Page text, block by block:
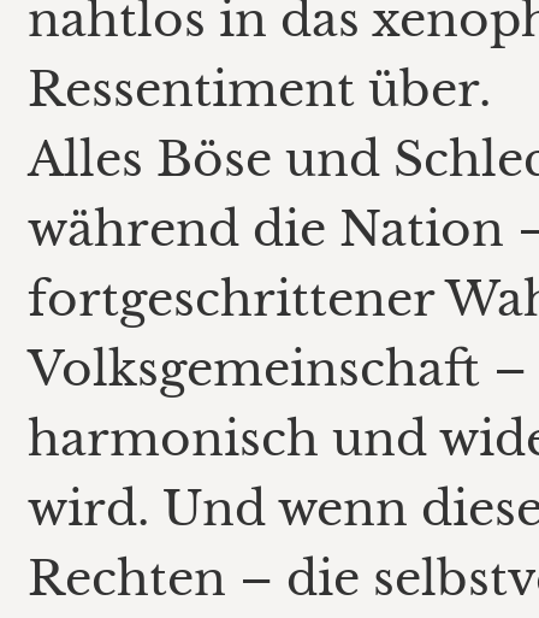
nahtlos in das
Ressentiment über.
Alles Böse und
während die Nation
fortgeschrittener
Volksgemeinschaft
harmonisch und
wird. Und wenn
Rechten – die